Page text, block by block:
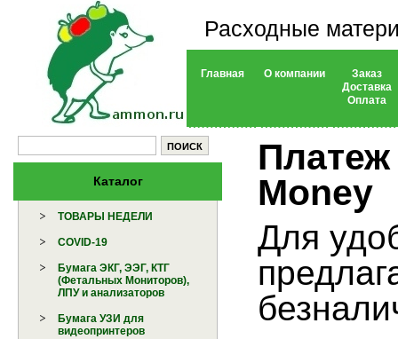
Расходные
Главная О компании
Заказ
Доставка
Оплата
Каталог
ТОВАРЫ НЕДЕЛИ
COVID-19
Бумага ЭКГ, ЭЭГ, КТГ
(Фетальных Мониторов),
ЛПУ и анализаторов
Бумага УЗИ для
видеопринтеров
Платеж
Money
Для